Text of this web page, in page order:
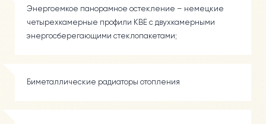
ДЛЯ ИНВЕСТОРА
НОВОСТИ
КОНТАКТЫ
Энергоемкое панорамное остекление – немецкие
четырехкамерные профили KBE с двухкамерными
энергосберегающими стеклопакетами;
Биметаллические радиаторы отопления